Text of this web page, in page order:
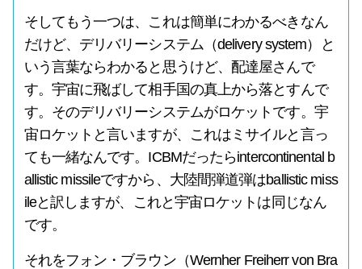
そしてもう一つは、これは簡単にわかるべきなん
だけど、デリバリーシステム（delivery system）と
いう言葉ならわかると思うけど、配達屋さんで
す。宇宙に飛ばして相手国の真上から落とすんで
す。そのデリバリーシステムがロケットです。宇
宙ロケットと言いますが、これはミサイルと言っ
ても一緒なんです。ICBMだったらintercontinental b
allistic missileですから、大陸間弾道弾はballistic miss
ileと訳しますが、これと宇宙ロケットは同じなん
です。
それをフォン・ブラウン（Wernher Freiherr von Bra